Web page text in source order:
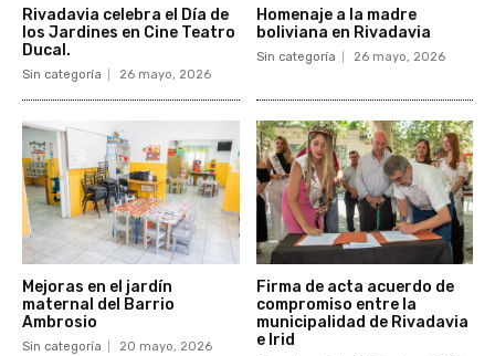
Rivadavia celebra el Día de
los Jardines en Cine Teatro
Ducal.
Sin categoría 26 mayo, 2026
Homenaje a la madre
boliviana en Rivadavia
Sin categoría 26 mayo, 2026
Mejoras en el jardín
maternal del Barrio
Ambrosio
Sin categoría 20 mayo, 2026
Firma de acta acuerdo de
compromiso entre la
municipalidad de Rivadavia
e Irid